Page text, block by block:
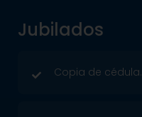
Jubilados
Copia de cédula.